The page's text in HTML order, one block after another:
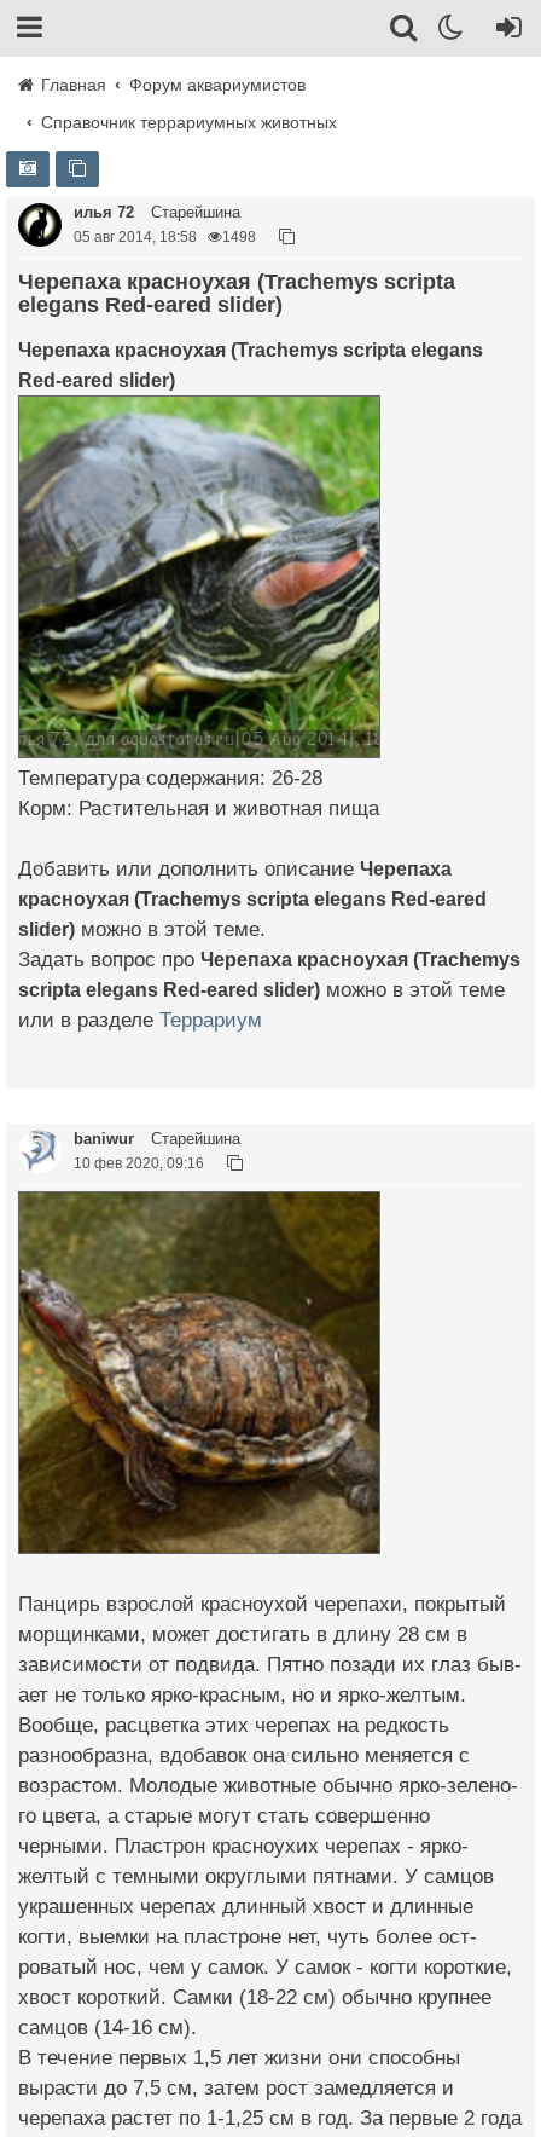
Главная
Форум аквариумистов
Справочник террариумных животных
илья 72 Старейшина
05 авг 2014, 18:58 1498
Черепаха красноухая (Trachemys scripta
elegans Red-eared slider)
Черепаха красноухая (Trachemys scripta elegans
Red-eared slider)
Температура содержания: 26-28
Корм: Растительная и животная пища
Добавить или дополнить описание Черепаха
красноухая (Trachemys scripta elegans Red-eared
slider) можно в этой теме.
Задать вопрос про Черепаха красноухая (Trachemys
scripta elegans Red-eared slider) можно в этой теме
или в разделе Террариум
baniwur Старейшина
10 фев 2020, 09:16
Панцирь взрослой кр­асноухой черепахи, покрытый
морщинками, может достигать в дл­ину 28 см в
зависимо­сти от подвида. Пятно позади их глаз быв­
ает не только ярко-к­расным, но и ярко-же­лтым.
Вообще, расцве­тка этих черепах на редкость
разнообразн­а, вдобавок она силь­но меняется с
возрас­том. Молодые животные обычно ярко-зелено­
го цвета, а старые могут стать совершенно
черными. Пластрон красноухих черепах - ярко-
желтый с темны­ми округлыми пятнами. У самцов
украшенных черепах длинный хв­ост и длинные
когти, выемки на пластроне нет, чуть более ост­
роватый нос, чем у самок. У самок - когти короткие,
хвост ко­роткий. Самки (18-22 см) обычно крупнее
самцов (14-16 см).
В течение первых 1,5 лет жизни они спос­обны
вырасти до 7,5 см, затем рост замед­ляется и
черепаха ра­стет по 1-1,25 см в год. За первые 2 года